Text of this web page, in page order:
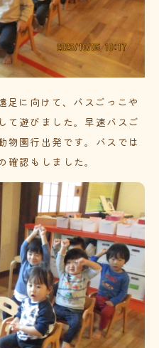
足に向けて、バスごっこや
て遊びました。早速バスご
物園行出発です。バスでは
認もしました。